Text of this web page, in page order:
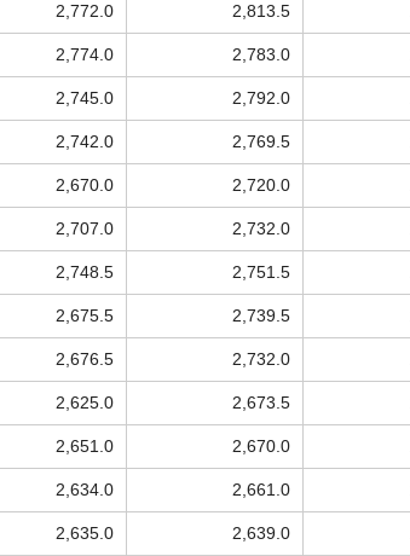
2,772.0 2,813.5
2,774.0 2,783.0
2,745.0 2,792.0
2,742.0 2,769.5
2,670.0 2,720.0
2,707.0 2,732.0
2,748.5 2,751.5
2,675.5 2,739.5
2,676.5 2,732.0
2,625.0 2,673.5
2,651.0 2,670.0
2,634.0 2,661.0
2,635.0 2,639.0